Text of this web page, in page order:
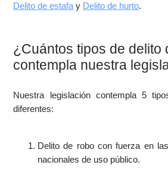
Delito de estafa y Delito de hurto.
¿Cuántos tipos de delito
contempla nuestra
Nuestra legislación contempla 5
diferentes:
Delito de robo con fuerza en
nacionales de uso público.